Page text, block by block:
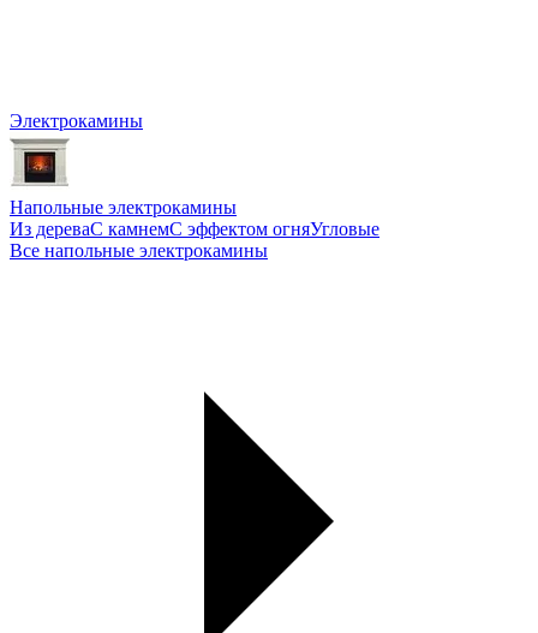
Электрокамины
Напольные электрокамины
Из дереваС камнемС эффектом огняУгловые
Все напольные электрокамины